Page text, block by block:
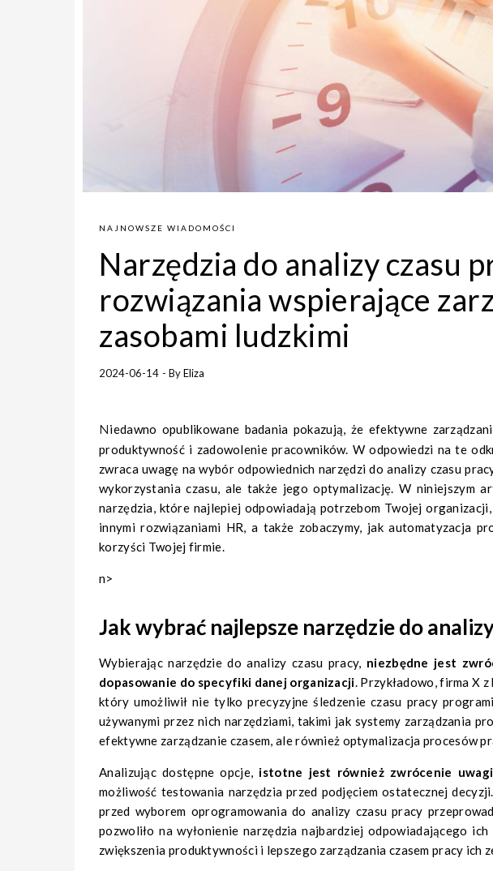
NAJNOWSZE WIADOMOŚCI
Narzędzia do analizy czasu
rozwiązania wspierające
zasobami ludzkimi
2024-06-14 - ByEliza
Niedawno opublikowane badania pokazują, że efektywne zarządzanie czasem pracy może znacząco wpłynąć na
produktywność i zadowolenie pracowników. W odpowiedzi na te
zwraca uwagę na wybór odpowiednich narzędzi do analizy czasu
wykorzystania czasu, ale także jego optymalizację. W niniejszym
narzędzia, które najlepiej odpowiadają potrzebom Twojej
innymi rozwiązaniami HR, a także zobaczymy, jak automatyzacja
korzyści Twojej firmie.
n>
Jak wybrać najlepsze narzędzie do
Wybierając narzędzie do analizy czasu pracy, niezbędne jest
dopasowanie do specyfiki danej organizacji. Przykładowo, firma X
który umożliwił nie tylko precyzyjne śledzenie czasu pracy
używanymi przez nich narzędziami, takimi jak systemy zarządzania
efektywne zarządzanie czasem, ale również optymalizacja procesów
Analizując dostępne opcje, istotne jest również zwrócenie
możliwość testowania narzędzia przed podjęciem ostatecznej
przed wyborem oprogramowania do analizy czasu pracy
pozwoliło na wyłonienie narzędzia najbardziej odpowiadającego
zwiększenia produktywności i lepszego zarządzania czasem pracy ich